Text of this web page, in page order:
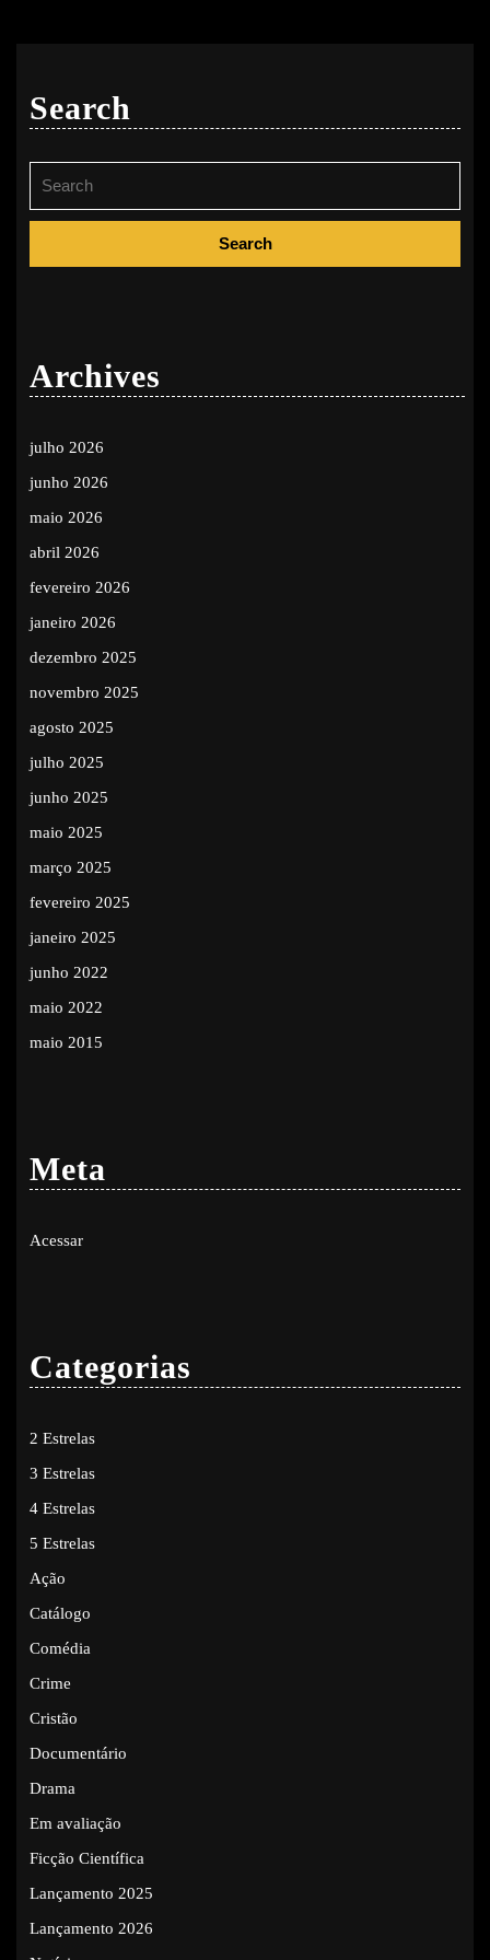
Search
for:
Archives
julho 2026
junho 2026
maio 2026
abril 2026
fevereiro 2026
janeiro 2026
dezembro 2025
novembro 2025
agosto 2025
julho 2025
junho 2025
maio 2025
março 2025
fevereiro 2025
janeiro 2025
junho 2022
maio 2022
maio 2015
Meta
Acessar
Categorias
2 Estrelas
3 Estrelas
4 Estrelas
5 Estrelas
Ação
Catálogo
Comédia
Crime
Cristão
Documentário
Drama
Em avaliação
Ficção Científica
Lançamento 2025
Lançamento 2026